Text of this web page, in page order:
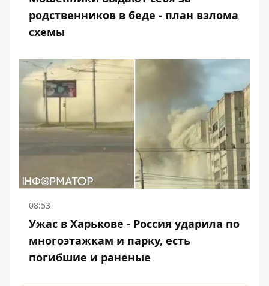
родственников в беде - план взлома
схемы
08:53
Ужас в Харькове - Россия ударила по
многоэтажкам и парку, есть
погибшие и раненые